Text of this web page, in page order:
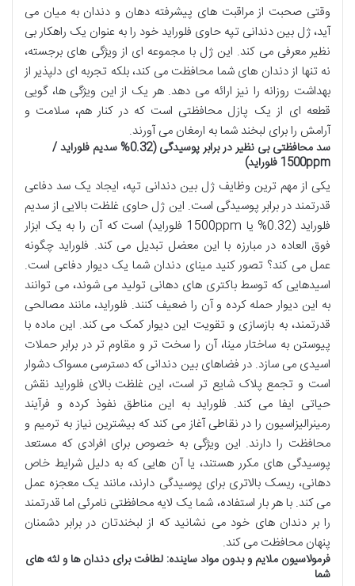
وقتی صحبت از مراقبت های پیشرفته دهان و دندان به میان می
آید، ژل بین دندانی تپه حاوی فلوراید خود را به عنوان یک راهکار بی
نظیر معرفی می کند. این ژل با مجموعه ای از ویژگی های برجسته،
نه تنها از دندان های شما محافظت می کند، بلکه تجربه ای دلپذیر از
بهداشت روزانه را نیز ارائه می دهد. هر یک از این ویژگی ها، گویی
قطعه ای از یک پازل محافظتی است که در کنار هم، سلامت و
آرامش را برای لبخند شما به ارمغان می آورند.
سد محافظتی بی نظیر در برابر پوسیدگی (0.32% سدیم فلوراید /
1500ppm فلوراید)
یکی از مهم ترین وظایف ژل بین دندانی تپه، ایجاد یک سد دفاعی
قدرتمند در برابر پوسیدگی است. این ژل حاوی غلظت بالایی از سدیم
فلوراید (0.32% یا 1500ppm فلوراید) است که آن را به یک ابزار
فوق العاده در مبارزه با این معضل تبدیل می کند. فلوراید چگونه
عمل می کند؟ تصور کنید مینای دندان شما یک دیوار دفاعی است.
اسیدهایی که توسط باکتری های دهانی تولید می شوند، می توانند
به این دیوار حمله کرده و آن را ضعیف کنند. فلوراید، مانند مصالحی
قدرتمند، به بازسازی و تقویت این دیوار کمک می کند. این ماده با
پیوستن به ساختار مینا، آن را سخت تر و مقاوم تر در برابر حملات
اسیدی می سازد. در فضاهای بین دندانی که دسترسی مسواک دشوار
است و تجمع پلاک شایع تر است، این غلظت بالای فلوراید نقش
حیاتی ایفا می کند. فلوراید به این مناطق نفوذ کرده و فرآیند
رمینرالیزاسیون را در نقاطی آغاز می کند که بیشترین نیاز به ترمیم و
محافظت را دارند. این ویژگی به خصوص برای افرادی که مستعد
پوسیدگی های مکرر هستند، یا آن هایی که به دلیل شرایط خاص
دهانی، ریسک بالاتری برای پوسیدگی دارند، مانند یک معجزه عمل
می کند. با هر بار استفاده، شما یک لایه محافظتی نامرئی اما قدرتمند
را بر دندان های خود می نشانید که از لبخندتان در برابر دشمنان
پنهان محافظت می کند.
فرمولاسیون ملایم و بدون مواد ساینده: لطافت برای دندان ها و لثه های
شما